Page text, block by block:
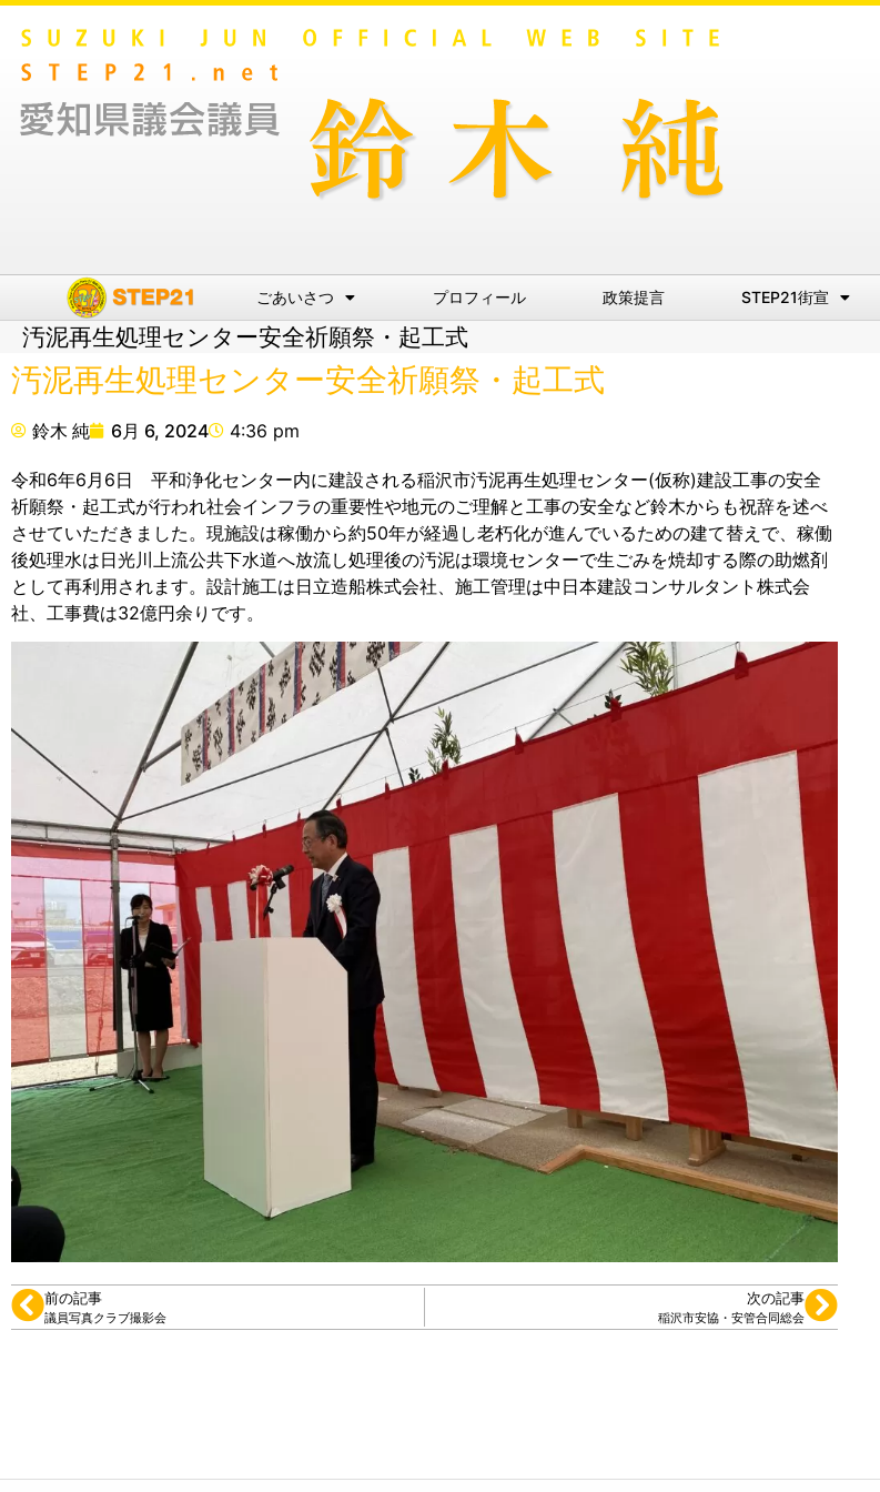
ごあいさつ プロフィール 政策提言 STEP21街宣
汚泥再生処理センター安全祈願祭・起工式
汚泥再生処理センター安全祈願祭・起工式
鈴木 純 6月 6, 2024 4:36 pm
令和6年6月6日 平和浄化センター内に建設される稲沢市汚泥再生処理センター(仮称)建設工事の安全
祈願祭・起工式が行われ社会インフラの重要性や地元のご理解と工事の安全など鈴木からも祝辞を述べ
させていただきました。現施設は稼働から約50年が経過し老朽化が進んでいるための建て替えで、稼働
後処理水は日光川上流公共下水道へ放流し処理後の汚泥は環境センターで生ごみを焼却する際の助燃剤
として再利用されます。設計施工は日立造船株式会社、施工管理は中日本建設コンサルタント株式会
社、工事費は32億円余りです。
前の記事
議員写真クラブ撮影会
次の記事
稲沢市安協・安管合同総会